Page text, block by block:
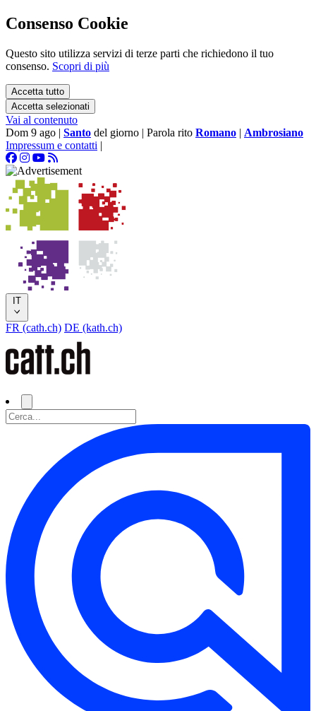
Consenso Cookie
Questo sito utilizza servizi di terze parti che richiedono il tuo
consenso. Scopri di più
Accetta tutto
Accetta selezionati
Vai al contenuto
Dom 9 ago | Santo del giorno | Parola rito Romano | Ambrosiano
Impressum e contatti |
IT
FR (cath.ch) DE (kath.ch)